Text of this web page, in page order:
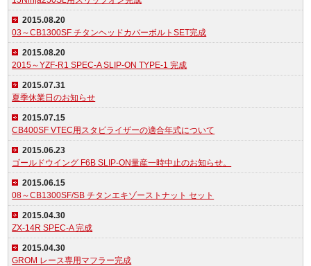
2015.08.20
03～CB1300SF チタンヘッドカバーボルトSET完成
2015.08.20
2015～YZF-R1 SPEC-A SLIP-ON TYPE-1 完成
2015.07.31
夏季休業日のお知らせ
2015.07.15
CB400SF VTEC用スタビライザーの適合年式について
2015.06.23
ゴールドウイング F6B SLIP-ON量産一時中止のお知らせ。
2015.06.15
08～CB1300SF/SB チタンエキゾーストナット セット
2015.04.30
ZX-14R SPEC-A 完成
2015.04.30
GROM レース専用マフラー完成